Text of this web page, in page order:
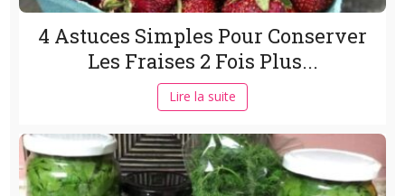
4 Astuces Simples Pour Conserver
Les Fraises 2 Fois Plus...
Lire la suite